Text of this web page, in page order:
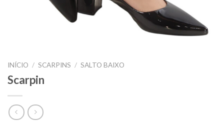
INÍCIO / SCARPINS / SALTO BAIXO
Scarpin